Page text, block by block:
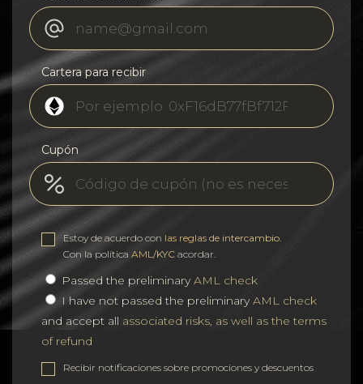
Cartera para recibir
Cupón
Estoy de acuerdo con las reglas de intercambio
Con la política AML/KYC acordar.
Passed the preliminaryAML check
I have not passed the preliminaryAML check
and accept all associated risks, as well as the terms
of refund
Recibir notificaciones sobre promociones y descuentos